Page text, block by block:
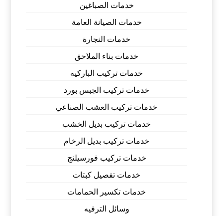
خدمات الصباغين
خدمات الصيانة العامة
خدمات النجارة
خدمات بناء الملاحق
خدمات تركيب الباركيه
خدمات تركيب الجبس بورد
خدمات تركيب العشب الصناعي
خدمات تركيب بديل الخشب
خدمات تركيب بديل الرخام
خدمات تركيب فورسيلنج
خدمات تفصيل كبتات
خدمات تكسير الحمامات
وسائل الترفيه